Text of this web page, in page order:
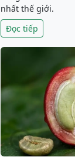
nhất thế giới.
Đọc tiếp